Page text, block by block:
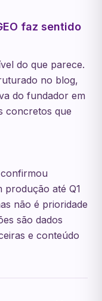
faz sentido
do que parece.
no blog,
do fundador em
concretos que
produção até Q1
não é prioridade
são dados
e conteúdo